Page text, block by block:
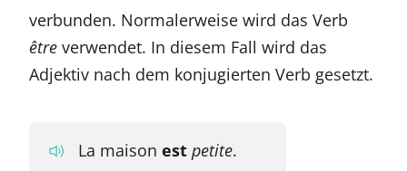
verbunden. Normalerweise wird das Verb
être verwendet. In diesem Fall wird das
Adjektiv nach dem konjugierten Verb gesetzt.
La maison est petite.